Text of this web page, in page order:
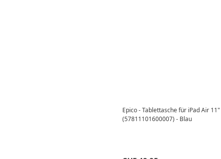
Epico - Tablettasche für iPad Air
(57811101600007) - Blau